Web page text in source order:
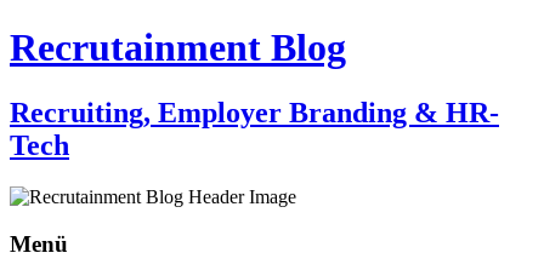
Recrutainment Blog
Recruiting, Employer Branding & HR-
Tech
Menü